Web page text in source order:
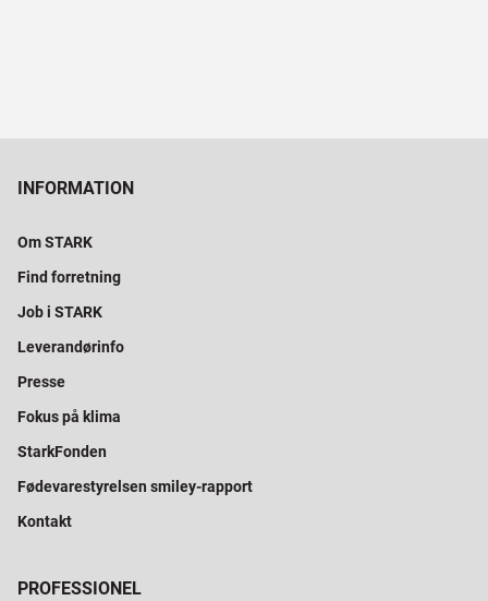
INFORMATION
Om STARK
Find forretning
Job i STARK
Leverandørinfo
Presse
Fokus på klima
StarkFonden
Fødevarestyrelsen smiley-rapport
Kontakt
PROFESSIONEL